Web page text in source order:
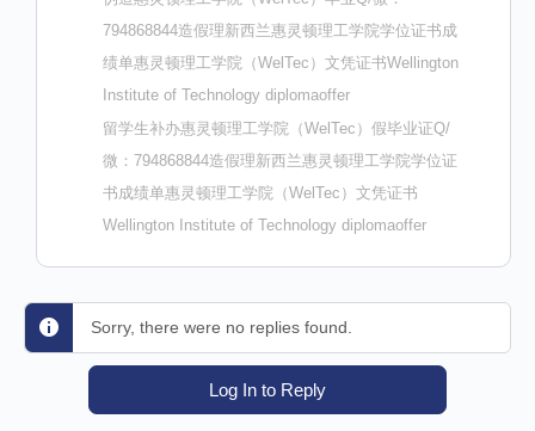
794868844造假理新西兰惠灵顿理工学院学位证书成
绩单惠灵顿理工学院（WelTec）文凭证书Wellington
Institute of Technology diplomaoffer
留学生补办惠灵顿理工学院（WelTec）假毕业证Q/
微：794868844造假理新西兰惠灵顿理工学院学位证
书成绩单惠灵顿理工学院（WelTec）文凭证书
Wellington Institute of Technology diplomaoffer
Sorry, there were no replies found.
Log In to Reply